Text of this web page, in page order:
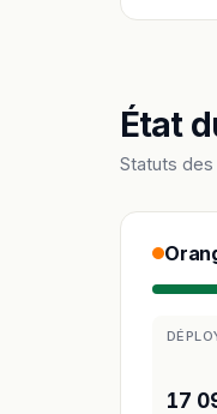
État
Statuts
17